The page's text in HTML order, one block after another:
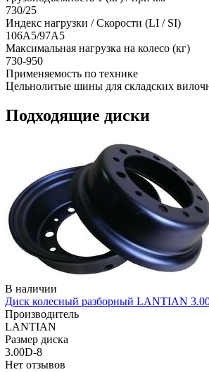
730/25
Индекс нагрузки / Скорости (LI / SI)
106A5/97A5
Максимальная нагрузка на колесо (кг)
730-950
Применяемость по технике
Цельнолитые шины для складских
Подходящие диски
В наличии
Диск колесный разборный LANTIAN
Производитель
LANTIAN
Размер диска
3.00D-8
Нет отзывов